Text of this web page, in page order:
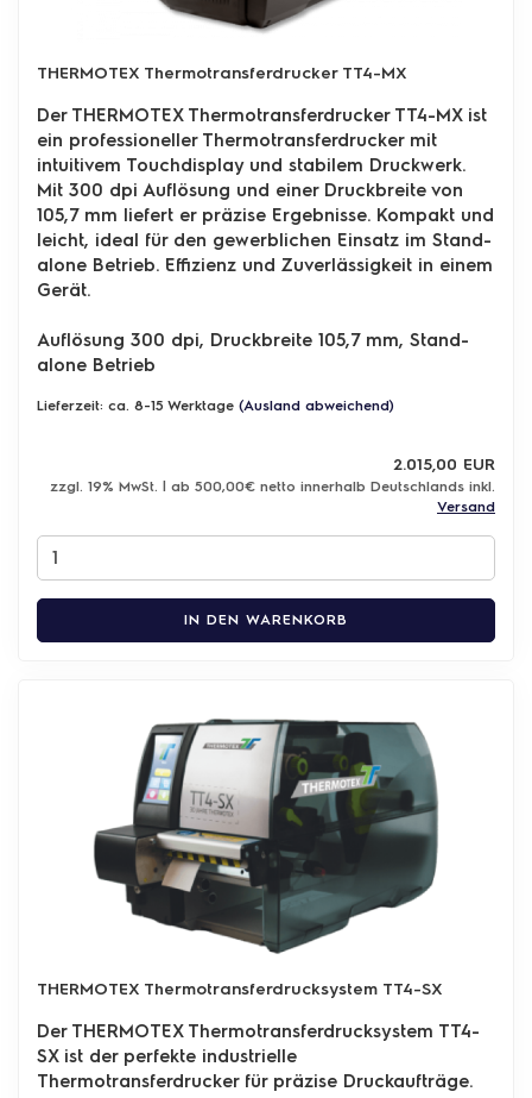
THERMOTEX Thermotransferdrucker TT4-MX
Der THERMOTEX Thermotransferdrucker TT4-MX ist
ein professioneller Thermotransferdrucker mit
intuitivem Touchdisplay und stabilem Druckwerk.
Mit 300 dpi Auflösung und einer Druckbreite von
105,7 mm liefert er präzise Ergebnisse. Kompakt und
leicht, ideal für den gewerblichen Einsatz im Stand-
alone Betrieb. Effizienz und Zuverlässigkeit in einem
Gerät.
Auflösung 300 dpi, Druckbreite 105,7 mm, Stand-
alone Betrieb
Lieferzeit: ca. 8-15 Werktage (Ausland abweichend)
2.015,00 EUR
zzgl. 19% MwSt. | ab 500,00€ netto innerhalb Deutschlands inkl.
Versand
IN DEN WARENKORB
THERMOTEX Thermotransferdrucksystem TT4-SX
Der THERMOTEX Thermotransferdrucksystem TT4-
SX ist der perfekte industrielle
Thermotransferdrucker für präzise Druckaufträge.